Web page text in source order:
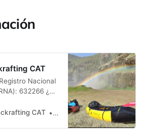
CAT
Nacional
632266 ¿
CAT Packrafting